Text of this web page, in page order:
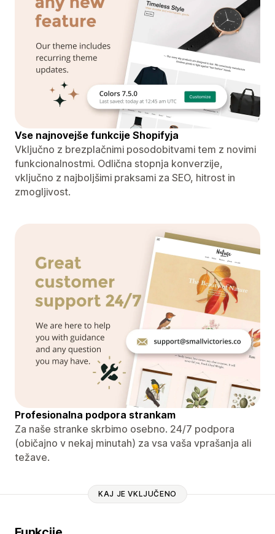
Vse najnovejše funkcije Shopifyja
Vključno z brezplačnimi posodobitvami tem z novimi
funkcionalnostmi. Odlična stopnja konverzije,
vključno z najboljšimi praksami za SEO, hitrost in
zmogljivost.
Profesionalna podpora strankam
Za naše stranke skrbimo osebno. 24/7 podpora
(običajno v nekaj minutah) za vsa vaša vprašanja ali
težave.
KAJ JE VKLJUČENO